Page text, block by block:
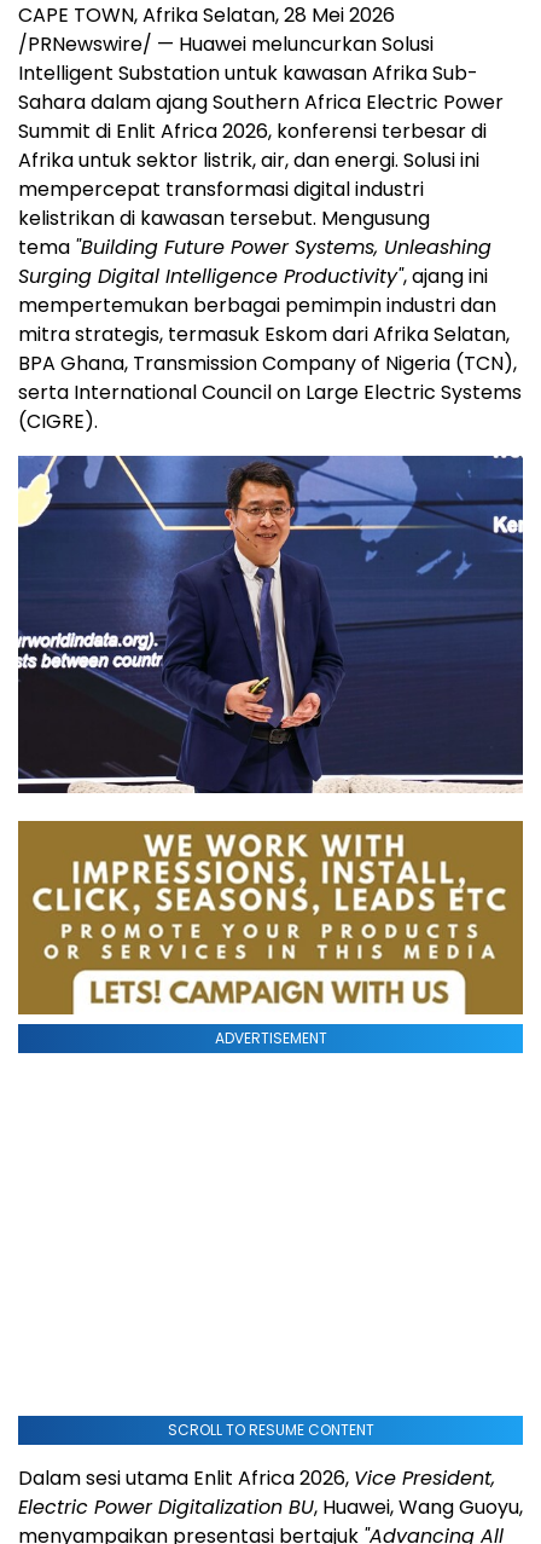
CAPE TOWN, Afrika Selatan,28 Mei 2026
/PRNewswire/ — Huawei meluncurkan Solusi
Intelligent Substation untuk kawasan Afrika Sub-
Sahara dalam ajang Southern Africa Electric Power
Summit di Enlit Africa 2026, konferensi terbesar di
Afrika untuk sektor listrik, air, dan energi. Solusi ini
mempercepat transformasi digital industri
kelistrikan di kawasan tersebut. Mengusung
tema "Building Future Power Systems, Unleashing
Surging Digital Intelligence Productivity", ajang ini
mempertemukan berbagai pemimpin industri dan
mitra strategis, termasuk Eskom dari Afrika Selatan,
BPA Ghana, Transmission Company of Nigeria (TCN),
serta International Council on Large Electric Systems
(CIGRE).
ADVERTISEMENT
SCROLL TO RESUME CONTENT
Dalam sesi utama Enlit Africa 2026, Vice President,
Electric Power Digitalization BU, Huawei, Wang Guoyu,
menyampaikan presentasi bertajuk "Advancing All